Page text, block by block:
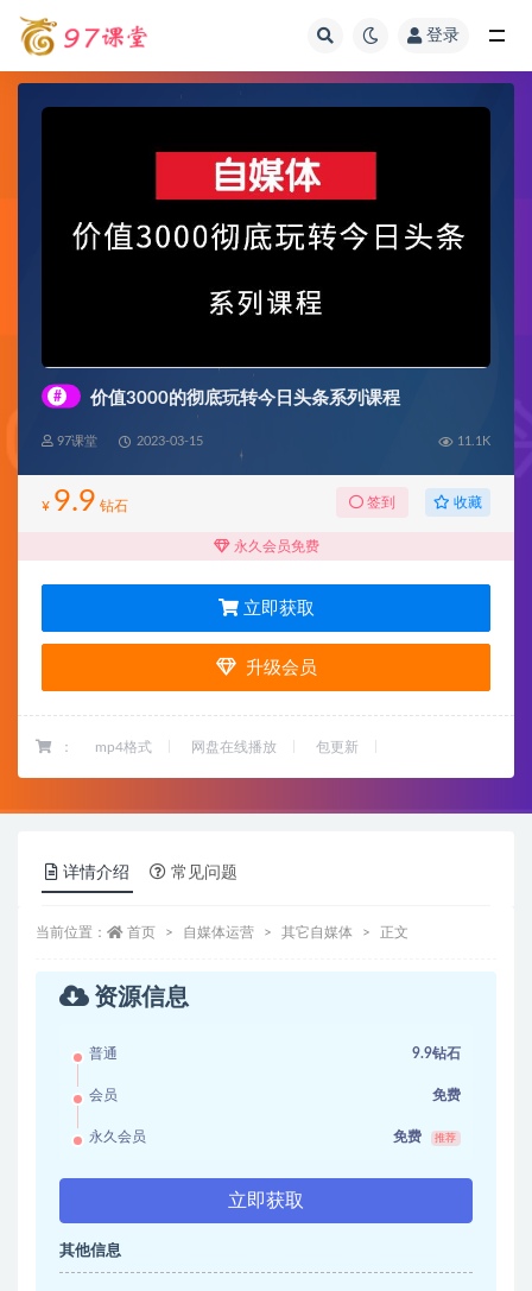
登录
# 价值3000的彻底玩转今日头条系列课程
97课堂 2023-03-15 11.1K
¥ 9.9 钻石 签到 收藏
永久会员免费
立即获取
升级会员
： mp4格式 网盘在线播放 包更新
详情介绍 常见问题
当前位置： 首页 自媒体运营 其它自媒体 正文
资源信息
普通 9.9钻石
会员 免费
永久会员 免费 推荐
立即获取
其他信息